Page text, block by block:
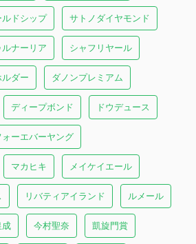
ルドシップ サトノダイヤモンド
ナーリア シャフリヤール
ダー ダノンプレミアム
ディープボンド ドウデュース
ォーエバーヤング
マカヒキ メイケイエール
リバティアイランド ルメール
成 今村聖奈 凱旋門賞